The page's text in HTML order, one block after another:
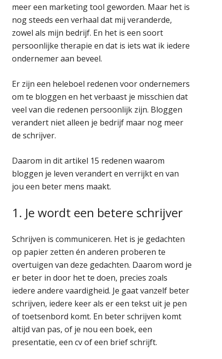
meer een marketing tool geworden. Maar het is
nog steeds een verhaal dat mij veranderde,
zowel als mijn bedrijf. En het is een soort
persoonlijke therapie en dat is iets wat ik iedere
ondernemer aan beveel.
Er zijn een heleboel redenen voor ondernemers
om te bloggen en het verbaast je misschien dat
veel van die redenen persoonlijk zijn. Bloggen
verandert niet alleen je bedrijf maar nog meer
de schrijver.
Daarom in dit artikel 15 redenen waarom
bloggen je leven verandert en verrijkt en van
jou een beter mens maakt.
1. Je wordt een betere schrijver
Schrijven is communiceren. Het is je gedachten
op papier zetten én anderen proberen te
overtuigen van deze gedachten. Daarom word je
er beter in door het te doen, precies zoals
iedere andere vaardigheid. Je gaat vanzelf beter
schrijven, iedere keer als er een tekst uit je pen
of toetsenbord komt. En beter schrijven komt
altijd van pas, of je nou een boek, een
presentatie, een cv of een brief schrijft.